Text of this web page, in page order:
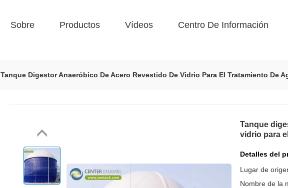
Sobre Productos Vídeos Centro De Información
Tanque Digestor Anaeróbico De Acero Revestido De Vidrio Para El Tratamiento De
Tanque
vidrio para
Detalles del
Lugar de
Nombre de la